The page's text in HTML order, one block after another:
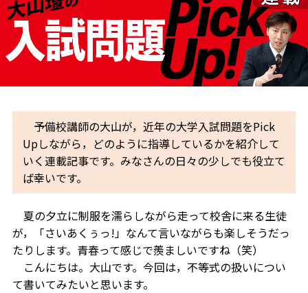
予備校講師の大山が，近年の大学入試問題をPick
Upしながら，どのように指導しているかを紹介して
いく連載記事です。みなさんの日々の少しでも役立て
ば幸いです。
夏の夕立に制服を濡らしながら走って校舎に来る生徒
が，「さいあくぅっ!」なんて言いながらも楽しそうだっ
たりします。青春って感じで羨ましいですね（笑）
こんにちは。大山です。今回は，不等式の扱いについ
て書いてみたいと思います。